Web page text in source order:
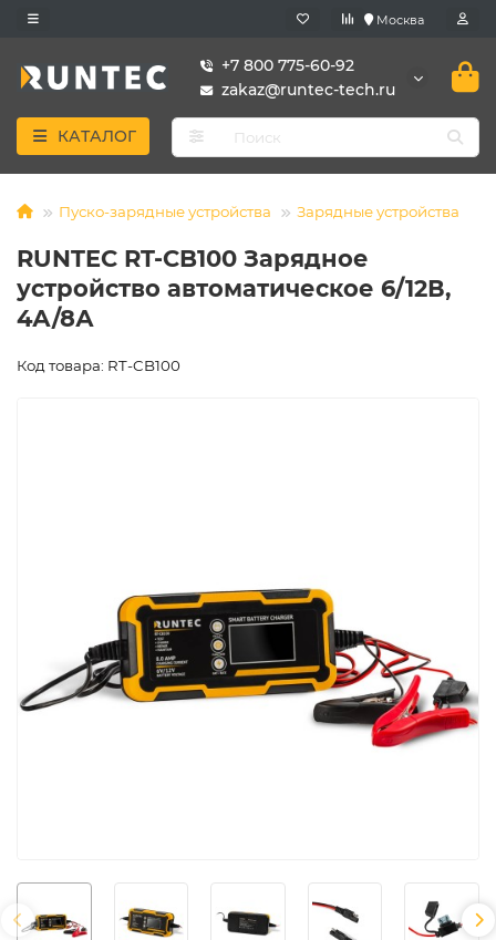
Москва
+7 800 775-60-92
zakaz@runtec-tech.ru
КАТАЛОГ
Пуско-зарядные устройства Зарядные устройства
RUNTEC RT-CB100 Зарядное
устройство автоматическое 6/12В,
4А/8А
Код товара: RT-CB100